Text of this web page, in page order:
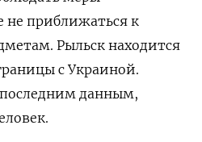
не приближаться к
Рыльск находится
с Украиной.
последним данным,